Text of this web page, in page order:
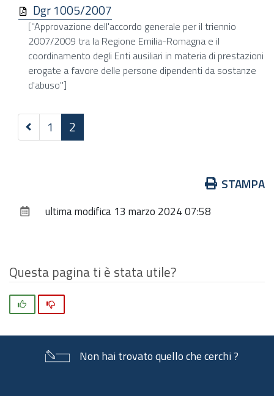
Dgr 1005/2007
["Approvazione dell'accordo generale per il triennio
2007/2009 tra la Regione Emilia-Romagna e il
coordinamento degli Enti ausiliari in materia di prestazioni
erogate a favore delle persone dipendenti da sostanze
d'abuso"]
Precedenti
20
1 2
documento
STAMPA
ultima modifica 13 marzo 2024 07:58
Questa pagina ti è stata utile?
Non hai trovato quello che cerchi ?